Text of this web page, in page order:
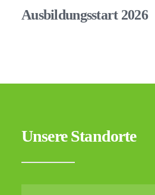
Ausbildungsstart 2026
Unsere Standorte